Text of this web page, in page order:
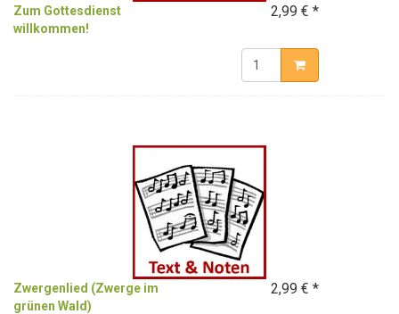
Zum Gottesdienst
willkommen!
2,99 € *
Zwergenlied (Zwerge im
grünen Wald)
2,99 € *